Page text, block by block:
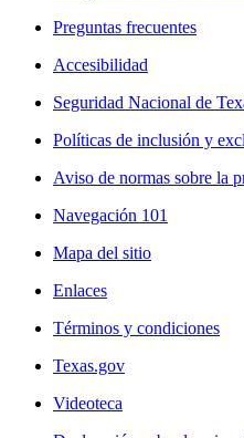
Preguntas frecuentes
Accesibilidad
Seguridad Nacional de
Políticas de inclusión y
Aviso de normas sobre la
Navegación 101
Mapa del sitio
Enlaces
Términos y condiciones
Texas.gov
Videoteca